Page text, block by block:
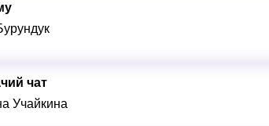
чат
Учайкина